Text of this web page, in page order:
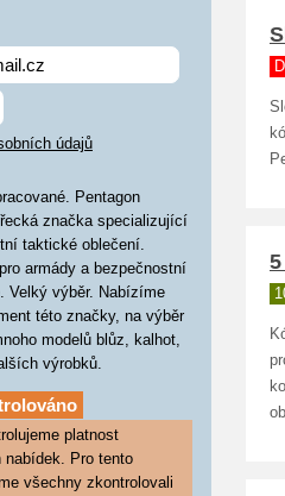
údajů
Pentagon
značka specializující
taktické oblečení.
armády a bezpečnostní
Velký výběr. Nabízíme
této značky, na výběr
modelů blůz, kalhot,
výrobků.
platnost
nabídek. Pro tento
všechny zkontrolovali